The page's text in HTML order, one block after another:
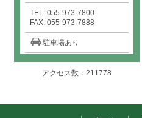
TEL: 055-973-7800
FAX: 055-973-7888
駐車場あり
アクセス数：211778